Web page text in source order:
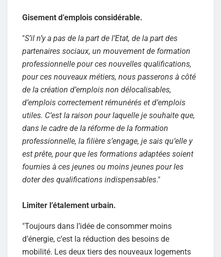
Gisement d’emplois considérable.
"S’il n’y a pas de la part de l’Etat, de la part des
partenaires sociaux, un mouvement de formation
professionnelle pour ces nouvelles qualifications,
pour ces nouveaux métiers, nous passerons à côté
de la création d’emplois non délocalisables,
d’emplois correctement rémunérés et d’emplois
utiles. C’est la raison pour laquelle je souhaite que,
dans le cadre de la réforme de la formation
professionnelle, la filière s’engage, je sais qu’elle y
est prête, pour que les formations adaptées soient
fournies à ces jeunes ou moins jeunes pour les
doter des qualifications indispensables."
Limiter l’étalement urbain.
"Toujours dans l’idée de consommer moins
d’énergie, c’est la réduction des besoins de
mobilité. Les deux tiers des nouveaux logements